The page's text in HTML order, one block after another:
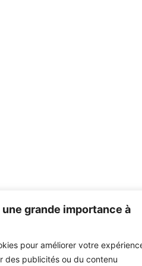
grande importance à
pour améliorer votre
des publicités ou du contenu